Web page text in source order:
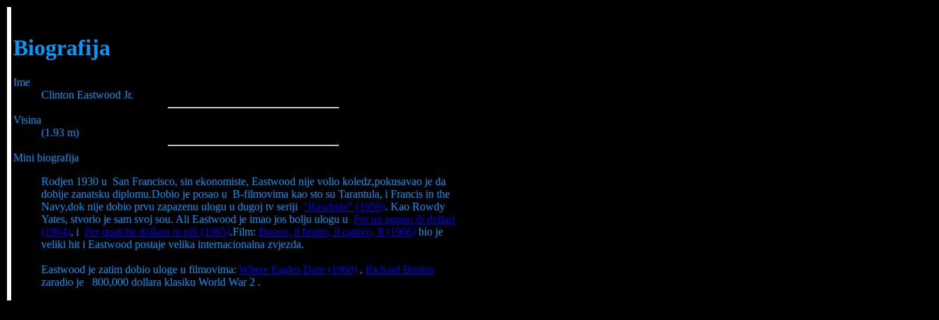
Biografija
Ime
Clinton Eastwood Jr.
Visina
(1.93 m)
Mini biografija
Rodjen 1930 u San Francisco, sin ekonomiste, Eastwood nije volio koledz,pokusavao je da
dobije zanatsku diplomu.Dobio je posao u B-filmovima kao sto su Tarantula, i Francis in the
Navy,dok nije dobio prvu zapazenu ulogu u dugoj tv seriji "Rawhide" (1959). Kao Rowdy
Yates, stvorio je sam svoj sou. Ali Eastwood je imao jos bolju ulogu u Per un pugno di dollari
(1964), i Per qualche dollaro in più (1965).Film: Buono, il brutto, il cattivo, Il (1966) bio je
veliki hit i Eastwood postaje velika internacionalna zvjezda.
Eastwood je zatim dobio uloge u filmovima: Where Eagles Dare (1968) , Richard Burton
zaradio je 800,000 dollara klasiku World War 2 .